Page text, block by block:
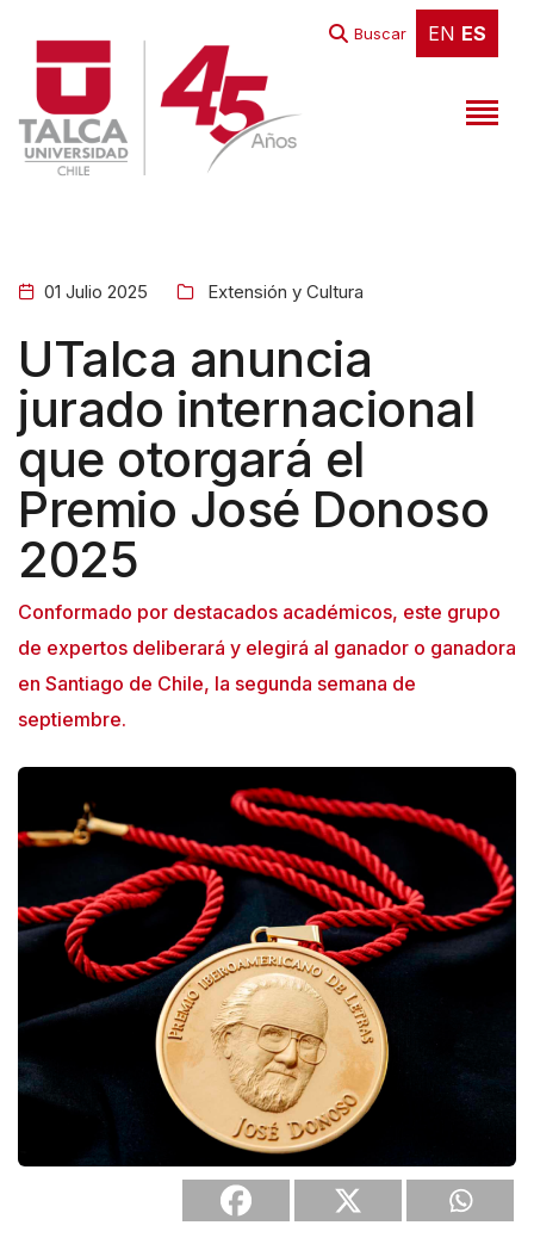
EN ES
Buscar EN ES
01 Julio 2025 Extensión y Cultura
UTalca anuncia
jurado internacional
que otorgará el
Premio José Donoso
2025
Conformado por destacados académicos, este grupo
de expertos deliberará y elegirá al ganador o ganadora
en Santiago de Chile, la segunda semana de
septiembre.